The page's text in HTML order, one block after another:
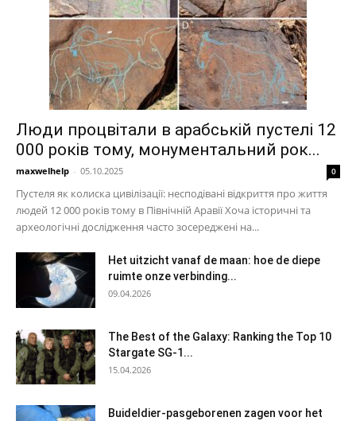
Люди процвітали в арабській пустелі 12
000 років тому, монументальний рок...
maxwelhelp - 05.10.2025 0
Пустеля як колиска цивілізації: несподівані відкриття про життя
людей 12 000 років тому в Північній Аравії Хоча історичні та
археологічні дослідження часто зосереджені на...
Het uitzicht vanaf de maan: hoe de diepe
ruimte onze verbinding...
09.04.2026
The Best of the Galaxy: Ranking the Top 10
Stargate SG-1...
15.04.2026
Buideldier-pasgeborenen zagen voor het